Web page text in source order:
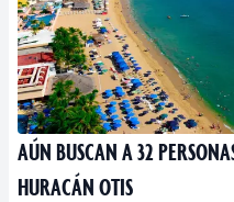
AÚN BUSCAN A 32
HURACÁN OTIS